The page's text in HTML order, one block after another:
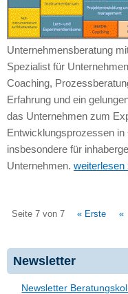
Unternehmensberatung
Spezialist für
Coaching,
Erfahrung und ein
das Unternehmen zum
Entwicklungsprozessen in
insbesondere für
Unternehmen. weiterlesen
Seite 7 von 7 « Erste «
Newsletter
Newsletter